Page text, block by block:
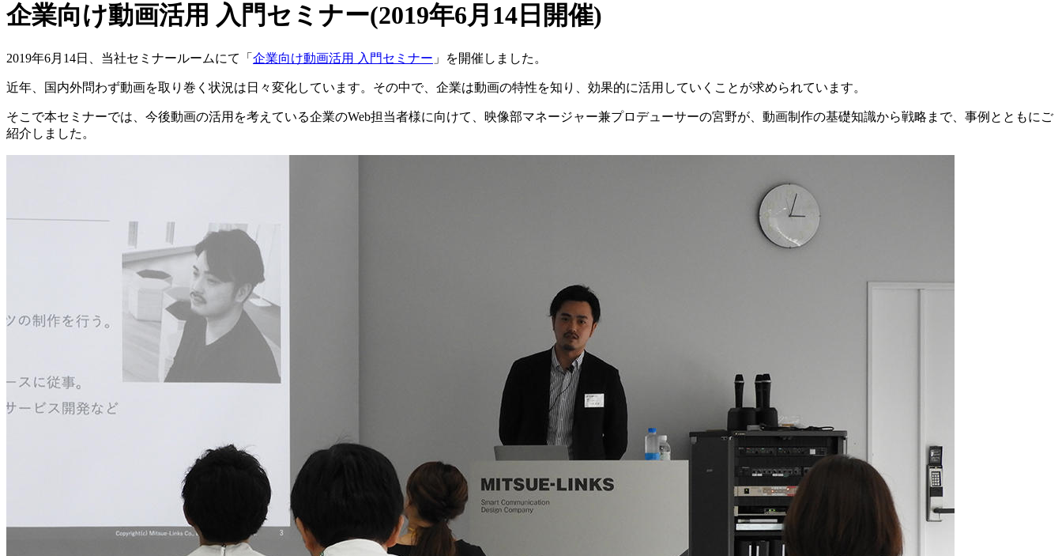
企業向け動画活用 入門セミナー(2019年6月14日開催)
2019年6月14日、当社セミナールームにて「 企業向け動画活用 入門セミナー 」を開催しました。
近年、国内外問わず動画を取り巻く状況は日々変化しています。その中で、企業は動画の特性を知り、効果的に活用していくことが求められています。
そこで本セミナーでは、今後動画の活用を考えている企業のWeb担当者様に向けて、映像部マネージャー兼プロデューサーの宮野が、動画制作の基礎知識から戦略まで、事例とともにご
紹介しました。